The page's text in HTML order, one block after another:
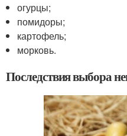
огурцы;
помидоры;
картофель;
морковь.
Последствия выбора